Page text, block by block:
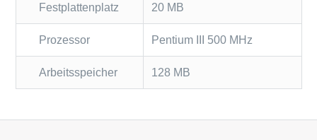
Festplattenplatz 20 MB
Prozessor Pentium III 500 MHz
Arbeitsspeicher 128 MB